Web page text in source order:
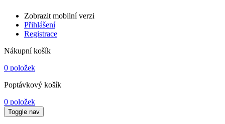
Zobrazit mobilní verzi
Přihlášení
Registrace
Nákupní košík
0 položek
Poptávkový košík
0 položek
Toggle nav